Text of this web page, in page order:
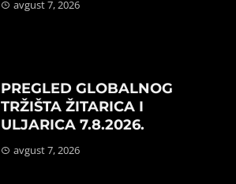
avgust 7, 2026
PREGLED GLOBALNOG
TRŽIŠTA ŽITARICA I
ULJARICA 7.8.2026.
avgust 7, 2026